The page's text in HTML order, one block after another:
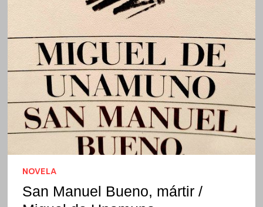
NOVELA
San Manuel Bueno, mártir /